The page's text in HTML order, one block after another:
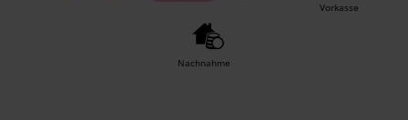
Vorkasse
Nachnahme